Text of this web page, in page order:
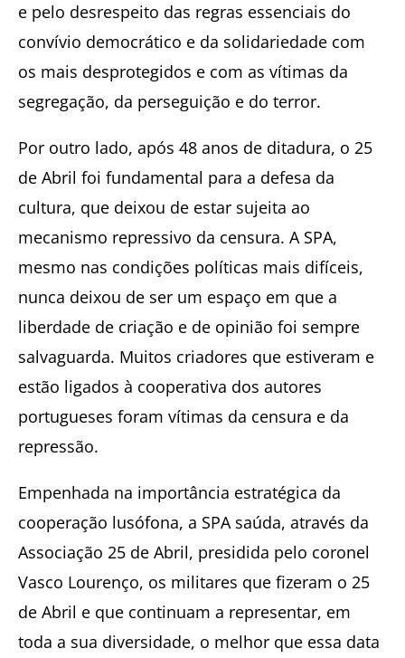
e pelo desrespeito das regras essenciais do
convívio democrático e da solidariedade com
os mais desprotegidos e com as vítimas da
segregação, da perseguição e do terror.
Por outro lado, após 48 anos de ditadura, o 25
de Abril foi fundamental para a defesa da
cultura, que deixou de estar sujeita ao
mecanismo repressivo da censura. A SPA,
mesmo nas condições políticas mais difíceis,
nunca deixou de ser um espaço em que a
liberdade de criação e de opinião foi sempre
salvaguarda. Muitos criadores que estiveram e
estão ligados à cooperativa dos autores
portugueses foram vítimas da censura e da
repressão.
Empenhada na importância estratégica da
cooperação lusófona, a SPA saúda, através da
Associação 25 de Abril, presidida pelo coronel
Vasco Lourenço, os militares que fizeram o 25
de Abril e que continuam a representar, em
toda a sua diversidade, o melhor que essa data